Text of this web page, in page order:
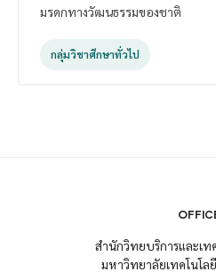
มรดกทางวัฒนธรรมของชาติ
กลุ่มวิชาศึกษาทั่วไป
สำนักวิทยบริการและเท
มหาวิทยาลัยเทคโนโล